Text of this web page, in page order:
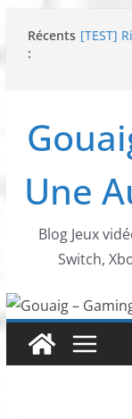
Récents
:
[TEST]
Une
Blog Jeux
Switch,